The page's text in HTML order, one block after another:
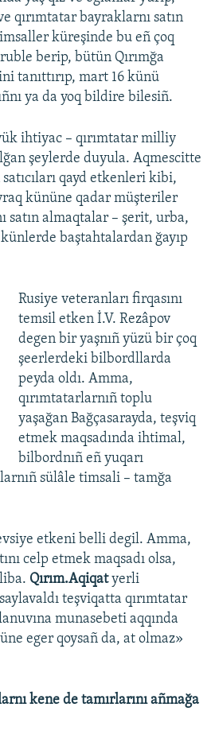
qırımtatar bayraklarnı satın
küreşinde bu eñ çoq
berip, bütün Qırımğa
tanıttırıp, mart 16 künü
ya da yoq bildire bilesiñ.
ihtiyac – qırımtatar milliy
şeylerde duyula. Aqmescitte
qayd etkenleri kibi,
kününe qadar müşteriler
satın almaqtalar – şerit, urba,
baştahtalardan ğayıp
Rusiye veteranları firqasını
temsil etken İ.V. Rezâpov
degen bir yaşnıñ yüzü bir çoq
şeerlerdeki bilbordllarda
peyda oldı. Amma,
qırımtatarlarnıñ toplu
yaşağan Bağçasarayda, teşviq
etmek maqsadında ihtimal,
bilbordnıñ eñ yuqarı
sülâle timsali – tamğa
etkeni belli degil. Amma,
celp etmek maqsadı olsa,
Qırım.Aqiqatyerli
teşviqatta qırımtatar
munasebeti aqqında
eger qoysañ da, at olmaz»
kene de tamırlarını añmağa